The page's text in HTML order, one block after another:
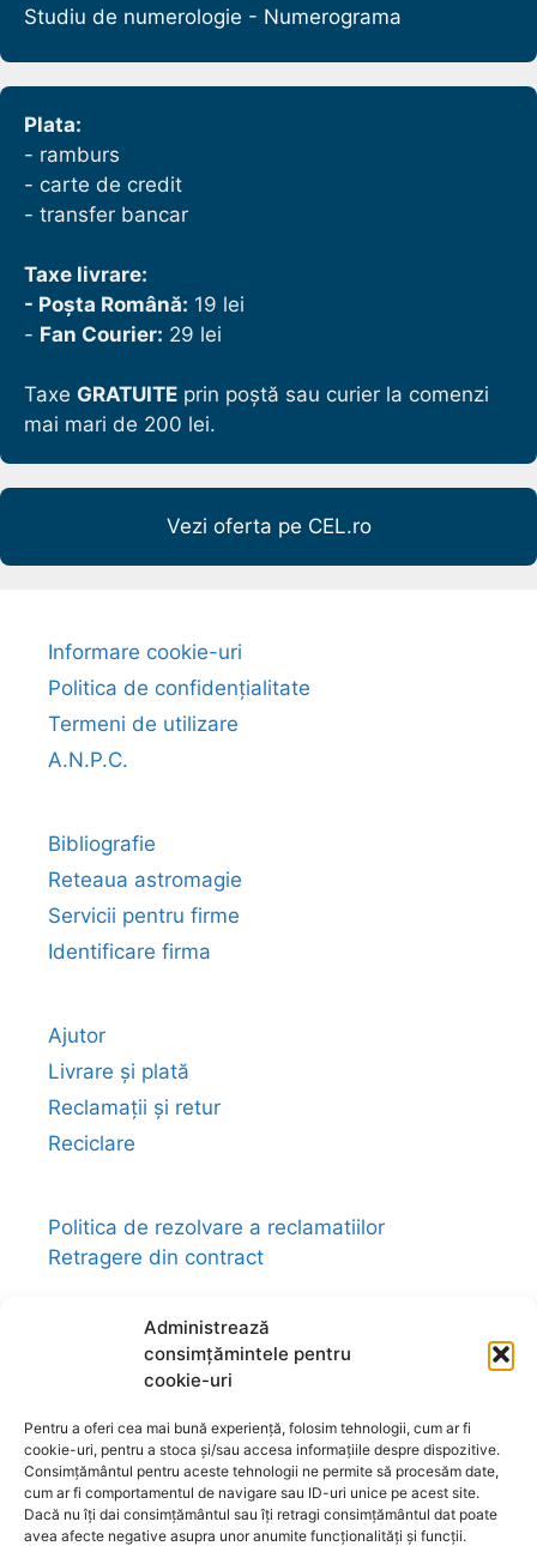
Administrează
consimțămintele pentru
cookie-uri
Pentru a oferi cea mai bună experiență, folosim tehnologii, cum ar fi
cookie-uri, pentru a stoca și/sau accesa informațiile despre dispozitive.
Consimțământul pentru aceste tehnologii ne permite să procesăm date,
cum ar fi comportamentul de navigare sau ID-uri unice pe acest site.
Dacă nu îți dai consimțământul sau îți retragi consimțământul dat poate
avea afecte negative asupra unor anumite funcționalități și funcții.
Studiu de numerologie - Numerograma
Plata:
- ramburs
- carte de credit
- transfer bancar
Taxe livrare:
- Poșta Română: 19 lei
- Fan Courier: 29 lei
Taxe GRATUITE prin poștă sau curier la comenzi
mai mari de 200 lei.
Vezi oferta pe CEL.ro
Informare cookie-uri
Politica de confidențialitate
Termeni de utilizare
A.N.P.C.
Bibliografie
Reteaua astromagie
Servicii pentru firme
Identificare firma
Ajutor
Livrare și plată
Reclamații și retur
Reciclare
Politica de rezolvare a reclamatiilor
Retragere din contract
Link-uri utile:magazin-fengshui.ro
bijuteriilor.com-talismane-amulete.com-
ezo-shop.com-universultarotului.com-
universul-aromelor.ro- www.fengshui-
market.ro-www.astrotarot.ro -